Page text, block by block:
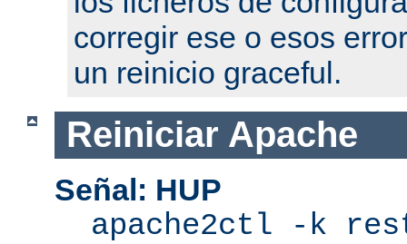
corregir ese o esos
un reinicio graceful.
Reiniciar Apache
Señal: HUP
apache2ctl -k